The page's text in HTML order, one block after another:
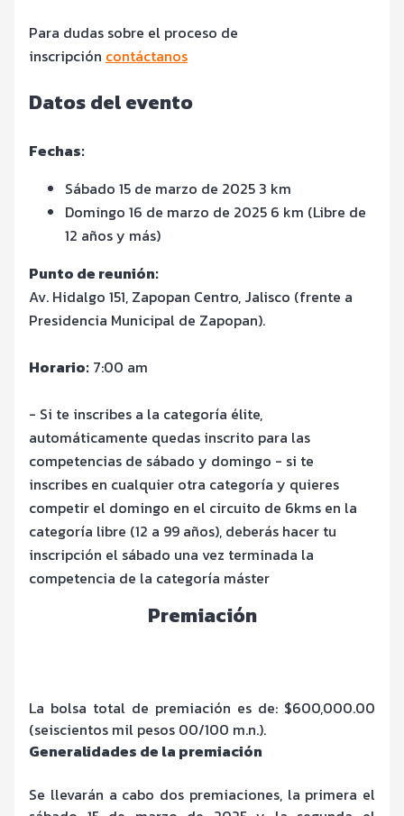
Para dudas sobre el proceso de
inscripción contáctanos
Datos del evento
Fechas:
Sábado 15 de marzo de 2025 3 km
Domingo 16 de marzo de 2025 6 km (Libre de
12 años y más)
Punto de reunión:
Av. Hidalgo 151, Zapopan Centro, Jalisco (frente a
Presidencia Municipal de Zapopan).
Horario: 7:00 am
- Si te inscribes a la categoría élite,
automáticamente quedas inscrito para las
competencias de sábado y domingo - ⁠si te
inscribes en cualquier otra categoría y quieres
competir el domingo en el circuito de 6kms en la
categoría libre (12 a 99 años), deberás hacer tu
inscripción el sábado una vez terminada la
competencia de la categoría máster
Premiación
La bolsa total de premiación es de: $600,000.00
(seiscientos mil pesos 00/100 m.n.).
Generalidades de la premiación
Se llevarán a cabo dos premiaciones, la primera el